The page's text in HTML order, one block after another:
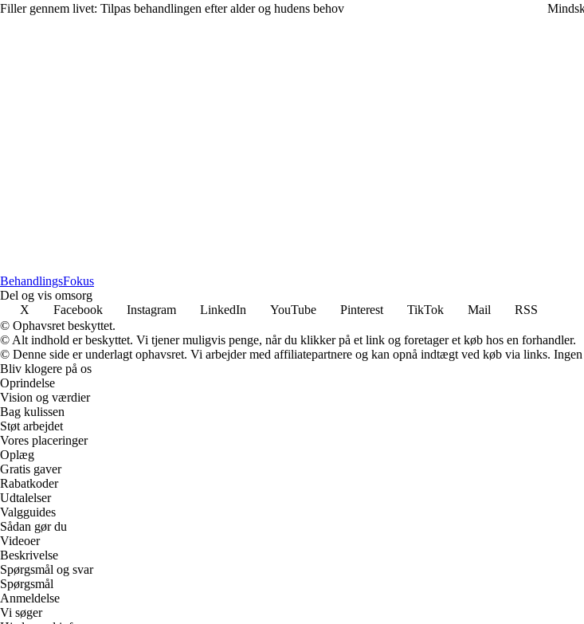
Filler gennem livet: Tilpas behandlingen efter alder og hudens behov
BehandlingsFokus
Del og vis omsorg
X
Facebook Instagram LinkedIn YouTube Pinterest TikTok Mail
RSS
© Ophavsret beskyttet.
© Alt indhold er beskyttet. Vi tjener muligvis penge, når du klikker på et link og foretager et køb hos en forhandler.
© Denne side er underlagt ophavsret. Vi arbejder med affiliatepartnere og kan opnå indtægt ved køb via links.
Bliv klogere på os
Oprindelse
Vision og værdier
Bag kulissen
Støt arbejdet
Vores placeringer
Oplæg
Gratis gaver
Rabatkoder
Udtalelser
Valgguides
Sådan gør du
Videoer
Beskrivelse
Spørgsmål og svar
Spørgsmål
Anmeldelse
Vi søger